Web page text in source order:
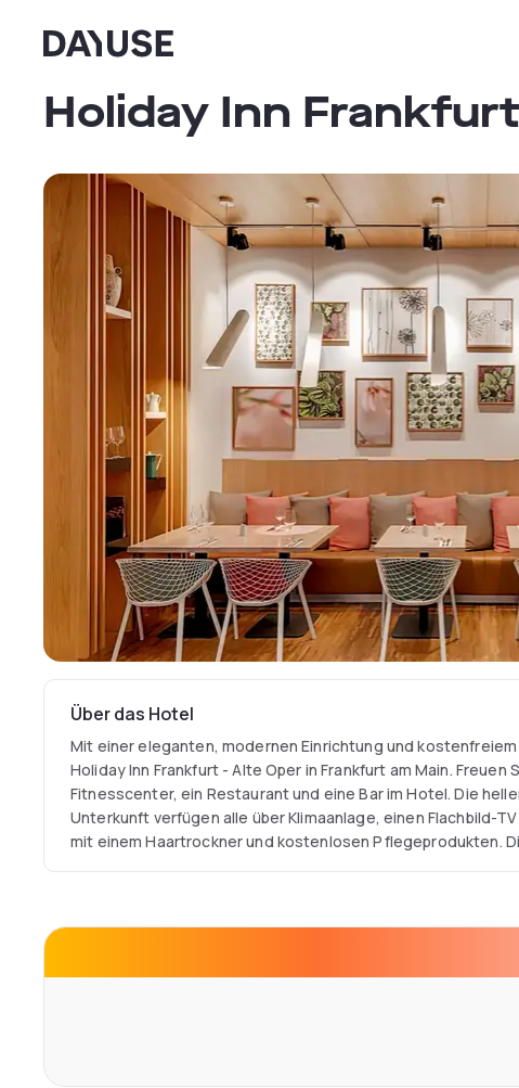
Dayuse
Holiday Inn
Über das Hotel
Mit einer eleganten, modernen Einrichtung und kostenfreiem
Holiday Inn Frankfurt - Alte Oper in Frankfurt am Main. Freuen
Fitnesscenter, ein Restaurant und eine Bar im Hotel. Die
Unterkunft verfügen alle über Klimaanlage, einen Flachbild-
mit einem Haartrockner und kostenlosen Pflegeprodukten.